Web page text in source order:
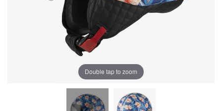
Double tap to zoom